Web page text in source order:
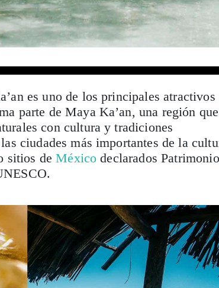
es uno de los principales atractivos
parte de Maya Ka’an, una región que
con cultura y tradiciones
ciudades más importantes de la
sitios deMéxico declarados Patrimonio